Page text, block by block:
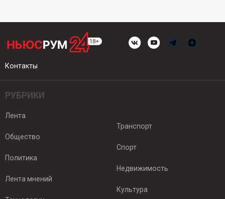
Контакты
РУБРИКИ
Лента
Общество
Политика
Лента мнений
Транспорт
Спорт
Недвижимость
Культура